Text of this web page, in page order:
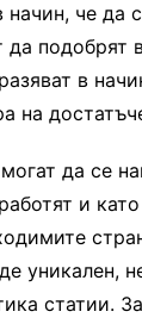
начин, че да
да подобрят
в
на
да се
и
уникален,
статии.